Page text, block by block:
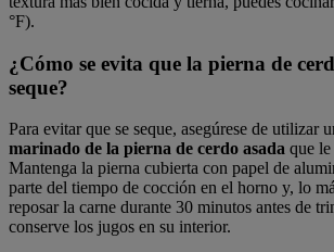
°F).
¿Cómo se evita que la pierna de
seque?
Para evitar que se seque, asegúrese de utilizar
marinado de la pierna de cerdo asada que le
Mantenga la pierna cubierta con papel de
parte del tiempo de cocción en el horno y, lo
reposar la carne durante 30 minutos antes de
conserve los jugos en su interior.